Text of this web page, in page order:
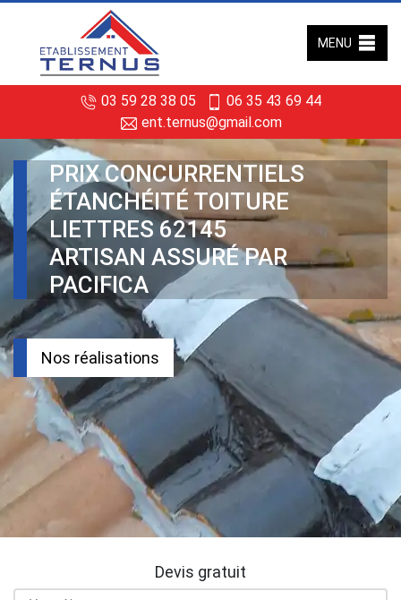
03 59 28 38 05
06 35 43 69 44
ent.ternus@gmail.com
MENU
PRIX CONCURRENTIELS
ÉTANCHÉITÉ TOITURE
LIETTRES 62145
ARTISAN ASSURÉ PAR
PACIFICA
Nos réalisations
Devis gratuit